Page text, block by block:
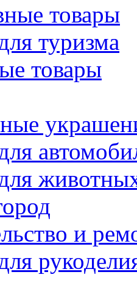
товары
туризма
товары
и